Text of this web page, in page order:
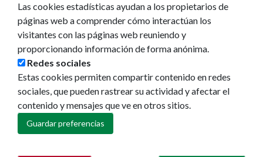
Ayuntamiento de Pamplona
Plaza Consistorial, s/n
31001 - Pamplona
948 420 100
pamplona@pamplona.es
Footer
menu
Aviso legal
Política de cookies
Política de privacidad
Accesibilidad
Las cookies estadísticas ayudan a los propietarios de
páginas web a comprender cómo interactúan los
visitantes con las páginas web reuniendo y
proporcionando información de forma anónima.
Redes sociales
Estas cookies permiten compartir contenido en redes
sociales, que pueden rastrear su actividad y afectar el
contenido y mensajes que ve en otros sitios.
Guardar preferencias